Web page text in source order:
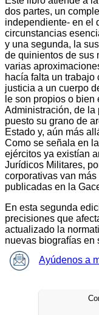
dos partes, un
independiente- en el
circunstancias
y una segunda, la
de quinientos de sus
varias
hacía falta un trabajo
justicia a un cuerpo
le son propios o
Administración, de la
puesto su grano de
Estado y, aún más
Como se señala en
ejércitos ya existían
Jurídicos Militares,
corporativas van
publicadas en la
En esta segunda
precisiones que
actualizado la
nuevas biografías en
Ayúdenos a